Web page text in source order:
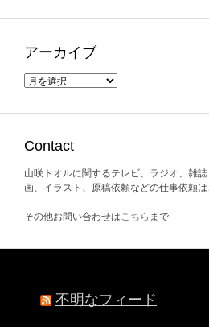
アーカイブ
ア
Contact
山咲トオルに関するテレビ、ラジオ、雑
画、イラスト、原稿依頼などの仕事依頼は
その他お問い合わせは こちら まで
不明なフィード